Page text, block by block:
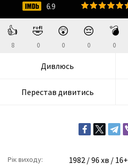
👍
8
🤣
0
😲
0
😔
0
💣
0
Дивлюсь
Перестав дивитись
Рік виходу: 1982 / 96 хв / 16+
6.9